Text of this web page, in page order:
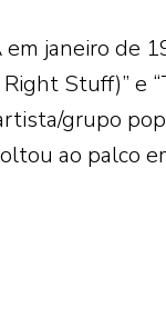
janeiro de
Right Stuff)” e
grupo
ao palco